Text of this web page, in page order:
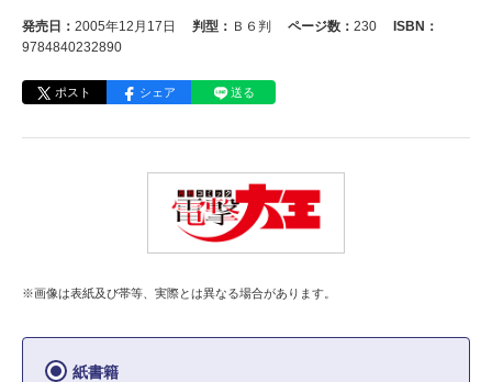
発売日： 2005年12月17日 判型： Ｂ６判 ページ数： 230
ISBN：
9784840232890
ポスト シェア 送る
※画像は表紙及び帯等、実際とは異なる場合があります。
紙書籍